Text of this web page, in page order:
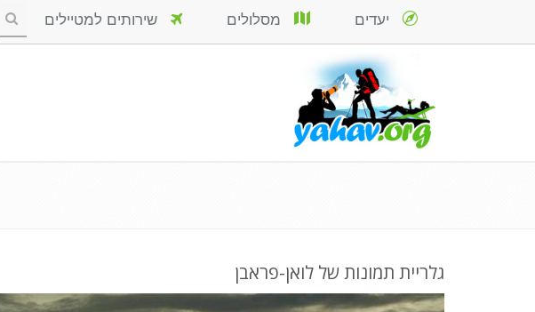
יעדים מסלולים שירותים למטיילים
גלריית תמונות של לואן-פראבן